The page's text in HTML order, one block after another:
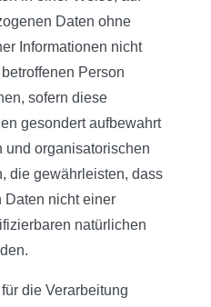
Daten ohne
Informationen nicht
Person
sofern diese
gesondert aufbewahrt
und organisatorischen
die gewährleisten, dass
Daten nicht einer
natürlichen
die Verarbeitung